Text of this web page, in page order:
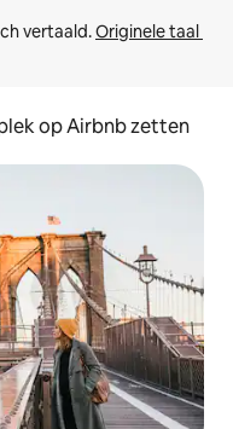
vertaald. Originele taal
op Airbnb zetten